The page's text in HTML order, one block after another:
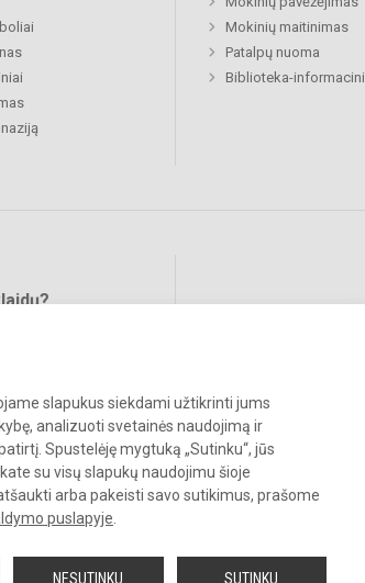
slapukus siekdami užtikrinti jums
analizuoti svetainės naudojimą ir
Spustelėję mygtuką „Sutinku“, jūs
su visų slapukų naudojimu šioje
arba pakeisti savo sutikimus, prašome
puslapyje
NESUTINKU SUTINKU
Mokinių maitinimas
Patalpų nuoma
Biblioteka-
Visos teisės saugomos.
sutikimo griežtai draudžiama.